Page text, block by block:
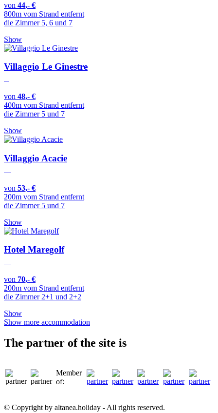
von 44,- €
800m vom Strand entfernt
die Zimmer 5, 6 und 7
Show
Villaggio Le Ginestre
von 48,- €
400m vom Strand entfernt
die Zimmer 5 und 7
Show
Villaggio Acacie
von 53,- €
200m vom Strand entfernt
die Zimmer 5 und 7
Show
Hotel Maregolf
von 70,- €
200m vom Strand entfernt
die Zimmer 2+1 und 2+2
Show
Show more accommodation
The partner of the site is
Member
of:
© Copyright by altanea.holiday - All rights reserved.